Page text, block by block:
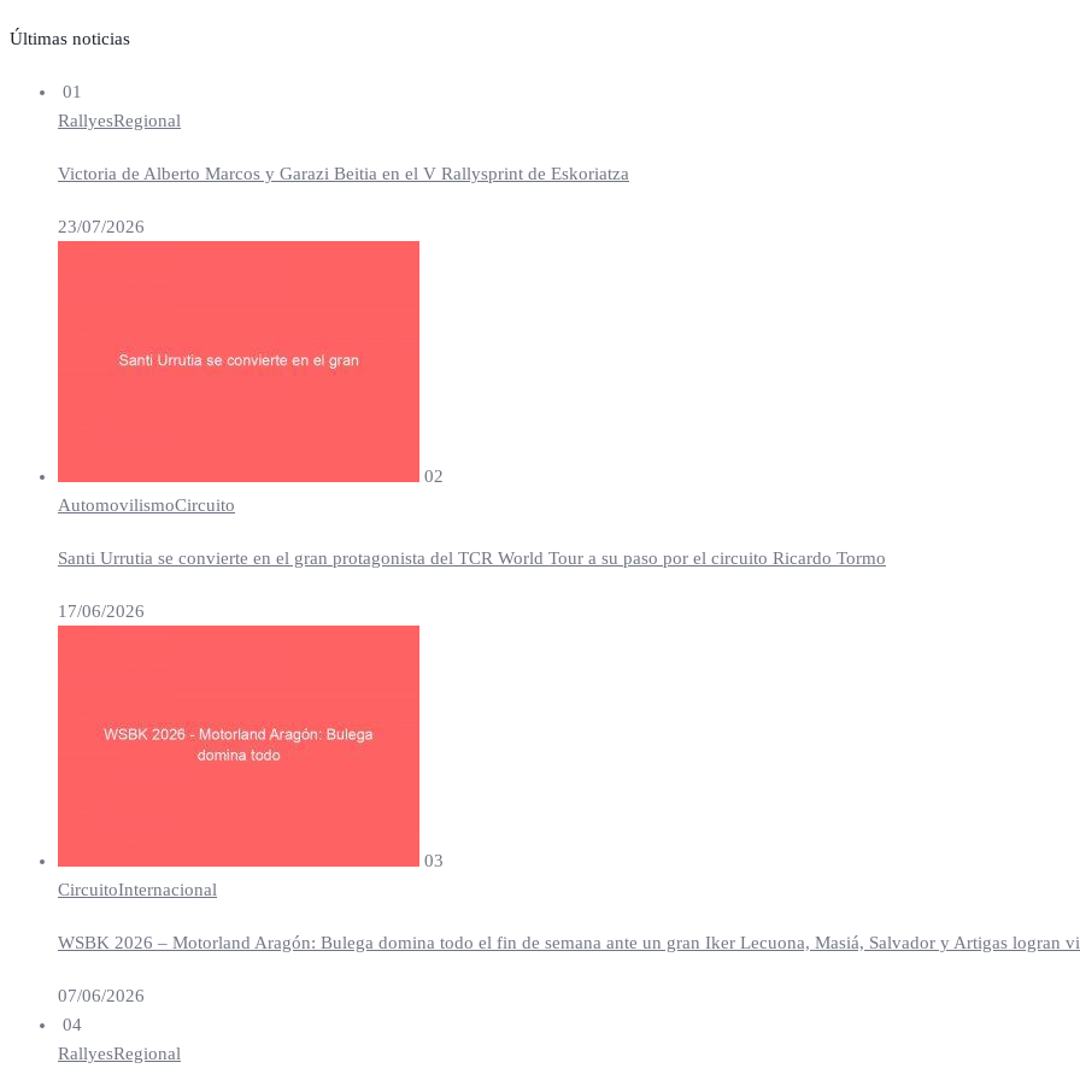
Últimas noticias
01
RallyesRegional
Victoria de Alberto Marcos y Garazi Beitia en el V Rallysprint de Eskoriatza
23/07/2026
02
AutomovilismoCircuito
Santi Urrutia se convierte en el gran protagonista del TCR World Tour a su paso por el circuito Ricardo Tormo
17/06/2026
03
CircuitoInternacional
WSBK 2026 – Motorland Aragón: Bulega domina todo el fin de semana ante un gran Iker Lecuona, Masiá, Salvador y Artigas logran
07/06/2026
04
RallyesRegional